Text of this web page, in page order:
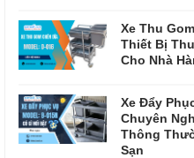
Xe Thu
Thiết Bị
Cho Nhà
Xe Đẩy
Chuyên
Thông
Sạn